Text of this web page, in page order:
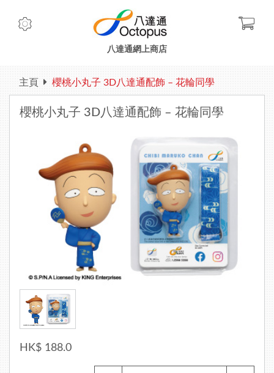
八達通網上商店
主頁 櫻桃小丸子 3D八達通配飾 – 花輪同學
櫻桃小丸子 3D八達通配飾 – 花輪同學
HK$ 188.0